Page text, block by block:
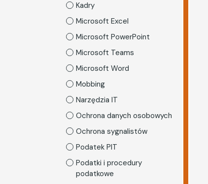
Kadry
Microsoft Excel
Microsoft PowerPoint
Microsoft Teams
Microsoft Word
Mobbing
Narzędzia IT
Ochrona danych osobowych
Ochrona sygnalistów
Podatek PIT
Podatki i procedury
podatkowe